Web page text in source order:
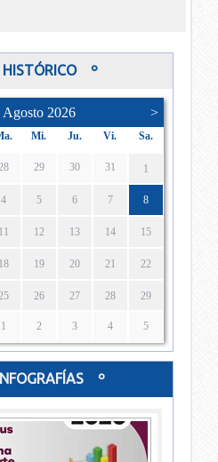
º
Agosto 2026 >
Mi. Ju. Vi. Sa.
29 30 31 1
4 5 6 7 8
11 12 13 14 15
18 19 20 21 22
25 26 27 28 29
1 2 3 4 5
º